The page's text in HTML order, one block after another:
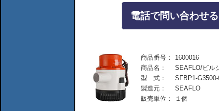
電話で問い合わせ
商品番号：
1600016
商品名：
SEAFLO/ビル
型 式：
SFBP1-
製造元：
SEAFLO
販売単位：
１個